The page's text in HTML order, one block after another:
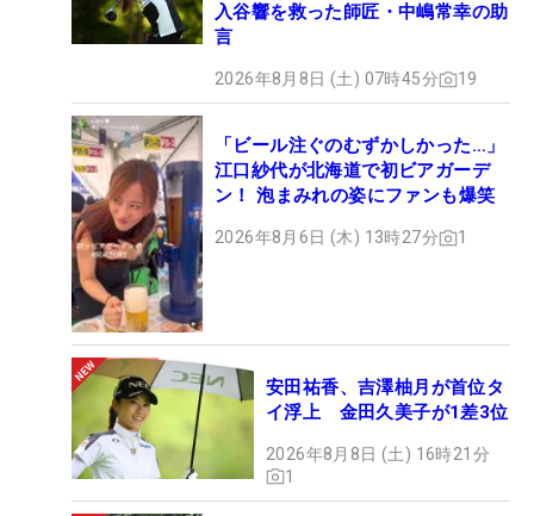
入谷響を救った師匠・中嶋常幸の助
言
2026年8月8日 (土) 07時45分 19
「ビール注ぐのむずかしかった…」
江口紗代が北海道で初ビアガーデ
ン！ 泡まみれの姿にファンも爆笑
2026年8月6日 (木) 13時27分 1
安田祐香、吉澤柚月が首位タ
イ浮上 金田久美子が1差3位
2026年8月8日 (土) 16時21分
1